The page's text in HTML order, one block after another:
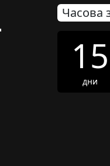
Часова
15
дни